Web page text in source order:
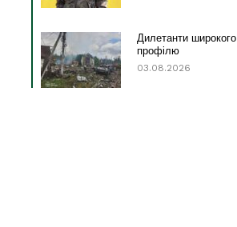
Дилетанти широкого
профілю
03.08.2026